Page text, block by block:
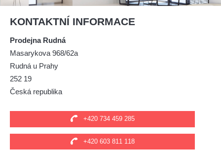
KONTAKTNÍ INFORMACE
Prodejna Rudná
Masarykova 968/62a
Rudná u Prahy
252 19
Česká republika
+420 734 459 285
+420 603 811 118